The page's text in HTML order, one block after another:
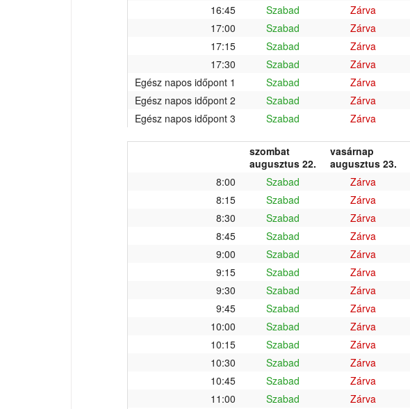
16:45
Szabad Zárva
17:00
Szabad Zárva
17:15
Szabad Zárva
17:30
Szabad Zárva
Egész napos időpont 1
Szabad Zárva
Egész napos időpont 2
Szabad Zárva
Egész napos időpont 3
Szabad Zárva
szombat
augusztus 22.
vasárnap
augusztus 23.
8:00
Szabad Zárva
8:15
Szabad Zárva
8:30
Szabad Zárva
8:45
Szabad Zárva
9:00
Szabad Zárva
9:15
Szabad Zárva
9:30
Szabad Zárva
9:45
Szabad Zárva
10:00
Szabad Zárva
10:15
Szabad Zárva
10:30
Szabad Zárva
10:45
Szabad Zárva
11:00
Szabad Zárva